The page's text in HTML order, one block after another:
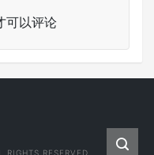
可以评论
RESERVED.